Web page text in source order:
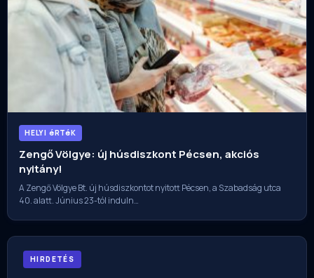
HELYI éRTéK
Zengő Völgye: új húsdiszkont Pécsen, akciós
nyitány!
A Zengő Völgye Bt. új húsdiszkontot nyitott Pécsen, a Szabadság utca
40. alatt. Június 23-tól induln…
HIRDETÉS